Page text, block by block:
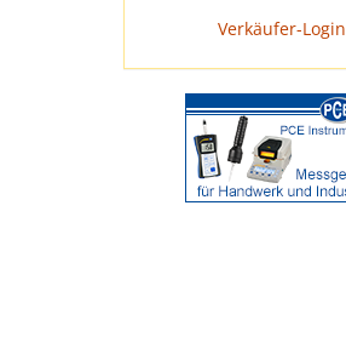
Verkäufer-Login